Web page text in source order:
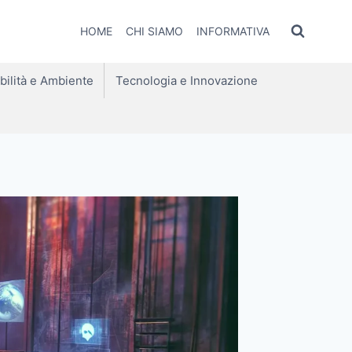
HOME CHI SIAMO INFORMATIVA
e Ambiente Tecnologia e Innovazione